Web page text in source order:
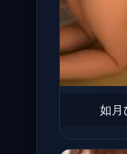
如月